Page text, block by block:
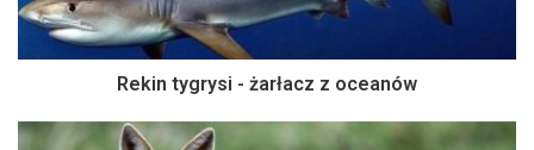
Rekin tygrysi - żarłacz z oceanów